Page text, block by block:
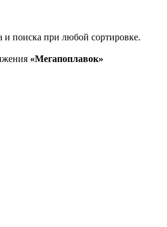
и поиска при любой сортировке.
«Мегапоплавок»